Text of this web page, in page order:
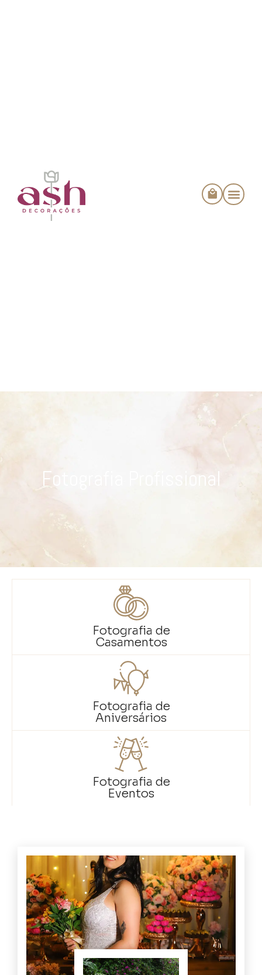
Fotografia Profissional
Fotografia de
Casamentos
Fotografia de
Aniversários
Fotografia de
Eventos